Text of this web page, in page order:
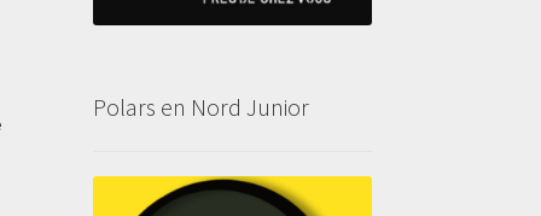
Polars en Nord Junior